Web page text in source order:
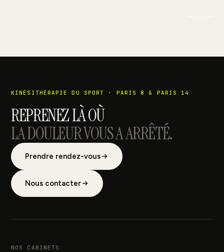
KINÉSITHÉRAPIE DU SPORT · PARIS 8 & PARIS 14
REPRENEZ LÀ OÙ
LA DOULEUR VOUS A ARRÊTÉ.
Prendre rendez-vous
Nous contacter
NOS CABINETS